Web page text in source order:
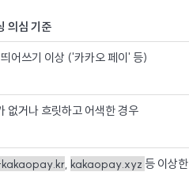
의심 기준
어쓰기 이상 ('카카오 페이' 등)
없거나 흐릿하고 어색한 경우
, kakaopay.xyz 등 이상한